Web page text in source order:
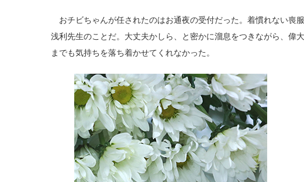
おチビちゃんが任されたのはお通夜の受付だった。着慣れない喪
浅利先生のことだ。大丈夫かしら、と密かに溜息をつきながら、偉
までも気持ちを落ち着かせてくれなかった。